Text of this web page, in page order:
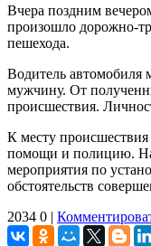
Вчера поздним
произошло дорожно-
пешехода.
Водитель автомобиля
мужчину. От
происшествия.
К месту
помощи и полицию.
мероприятия по
обстоятельств
2034 0 |